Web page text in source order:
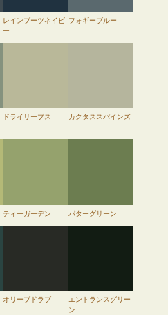
レインブーツネイビ
ー
フォギーブルー
ドライリーブス カクタススパインズ
ティーガーデン パターグリーン
オリーブドラブ
エントランスグリー
ン